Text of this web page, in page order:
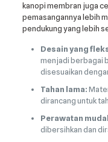
kanopi membran juga
pemasangannya lebih
pendukung yang lebih
Desain yang
menjadi berbagai
disesuaikan
Tahan lama:
dirancang untuk
Perawatan
dibersihkan dan